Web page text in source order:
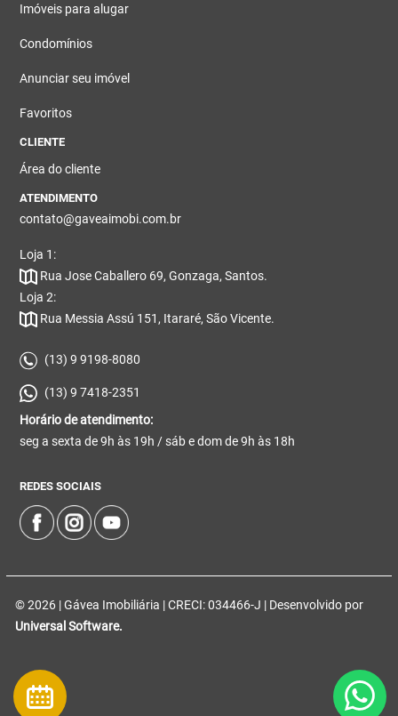
Imóveis para alugar
Condomínios
Anunciar seu imóvel
Favoritos
CLIENTE
Área do cliente
ATENDIMENTO
contato@gaveaimobi.com.br
Loja 1:
Rua Jose Caballero 69, Gonzaga, Santos.
Loja 2:
Rua Messia Assú 151, Itararé, São Vicente.
(13) 9 9198-8080
(13) 9 7418-2351
Horário de atendimento:
seg a sexta de 9h às 19h / sáb e dom de 9h às 18h
REDES SOCIAIS
© 2026 | Gávea Imobiliária | CRECI: 034466-J | Desenvolvido por
Universal Software.